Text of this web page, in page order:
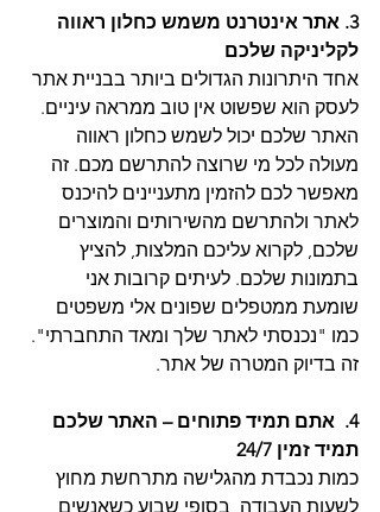
3. אתר אינטרנט משמש כחלון ראווה
לקליניקה שלכם
אחד היתרונות הגדולים ביותר בבניית אתר
לעסק הוא שפשוט אין טוב ממראה עיניים.
האתר שלכם יכול לשמש כחלון ראווה
מעולה לכל מי שרוצה להתרשם מכם. זה
מאפשר לכם להזמין מתעניינים להיכנס
לאתר ולהתרשם מהשירותים והמוצרים
שלכם, לקרוא עליכם המלצות, להציץ
בתמונות שלכם. לעיתים קרובות אני
שומעת ממטפלים שפונים אלי משפטים
כמו "נכנסתי לאתר שלך ומאד התחברתי".
זה בדיוק המטרה של אתר.
4.  אתם תמיד פתוחים – האתר שלכם
תמיד זמין 24/7
כמות נכבדת מהגלישה מתרחשת מחוץ
לשעות העבודה, בסופי שבוע כשאנשים